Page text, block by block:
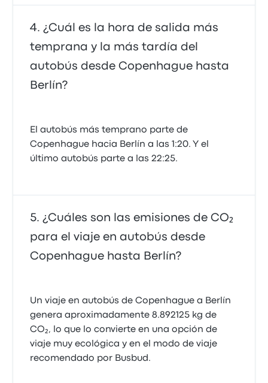
¿Cuál es la hora de salida más
temprana y la más tardía del
autobús desde Copenhague hasta
Berlín?
El autobús más temprano parte de
Copenhague hacia Berlín a las 1:20. Y el
último autobús parte a las 22:25.
¿Cuáles son las emisiones de CO₂
para el viaje en autobús desde
Copenhague hasta Berlín?
Un viaje en autobús de Copenhague a Berlín
genera aproximadamente 8.892125 kg de
CO₂, lo que lo convierte en una opción de
viaje muy ecológica y en el modo de viaje
recomendado por Busbud.